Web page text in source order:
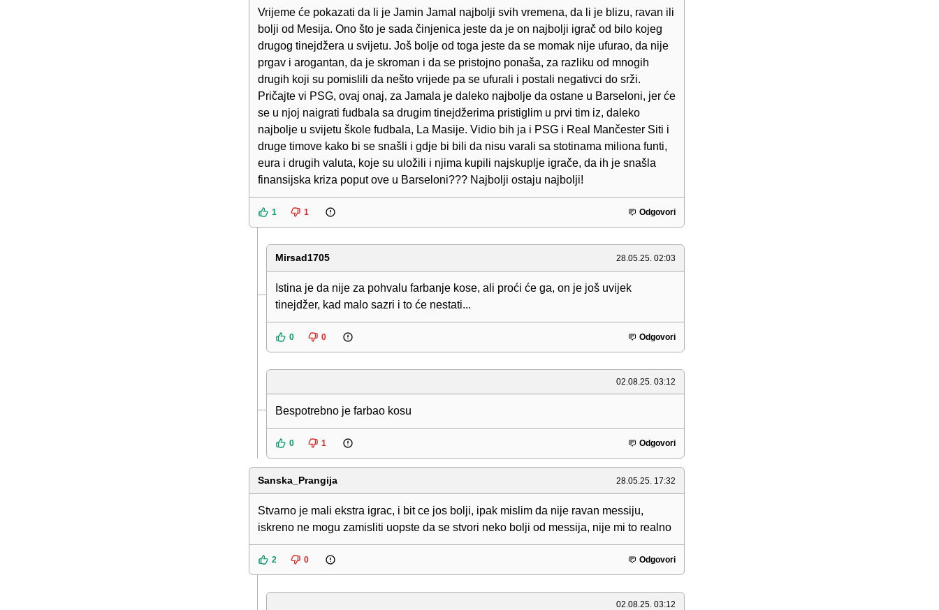
Vrijeme će pokazati da li je Jamin Jamal najbolji svih vremena, da li je blizu, ravan ili
bolji od Mesija. Ono što je sada činjenica jeste da je on najbolji igrač od bilo kojeg
drugog tinejdžera u svijetu. Još bolje od toga jeste da se momak nije ufurao, da nije
prgav i arogantan, da je skroman i da se pristojno ponaša, za razliku od mnogih
drugih koji su pomislili da nešto vrijede pa se ufurali i postali negativci do srži.
Pričajte vi PSG, ovaj onaj, za Jamala je daleko najbolje da ostane u Barseloni, jer će
se u njoj naigrati fudbala sa drugim tinejdžerima pristiglim u prvi tim iz, daleko
najbolje u svijetu škole fudbala, La Masije. Vidio bih ja i PSG i Real Mančester Siti i
druge timove kako bi se snašli i gdje bi bili da nisu varali sa stotinama miliona funti,
eura i drugih valuta, koje su uložili i njima kupili najskuplje igrače, da ih je snašla
finansijska kriza poput ove u Barseloni??? Najbolji ostaju najbolji!
1 1 Odgovori
Mirsad1705 28.05.25. 02:03
Istina je da nije za pohvalu farbanje kose, ali proći će ga, on je još uvijek
tinejdžer, kad malo sazri i to će nestati...
0 0 Odgovori
02.08.25. 03:12
Bespotrebno je farbao kosu
0 1 Odgovori
Sanska_Prangija 28.05.25. 17:32
Stvarno je mali ekstra igrac, i bit ce jos bolji, ipak mislim da nije ravan messiju,
iskreno ne mogu zamisliti uopste da se stvori neko bolji od messija, nije mi to realno
2 0 Odgovori
02.08.25. 03:12